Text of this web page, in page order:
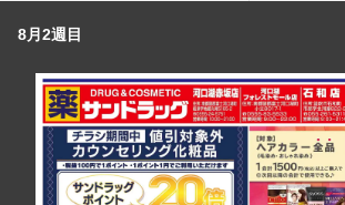
8月2週目